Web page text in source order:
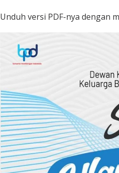
Unduh versi PDF-nya dengan